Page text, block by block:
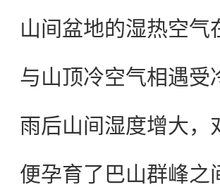
山间盆地的湿热空气
与山顶冷空气相遇受
雨后山间湿度增大，
便孕育了巴山群峰之